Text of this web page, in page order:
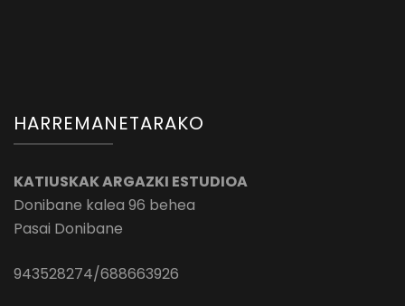
HARREMANETARAKO
KATIUSKAK ARGAZKI ESTUDIOA
Donibane kalea 96 behea
Pasai Donibane
943528274/688663926